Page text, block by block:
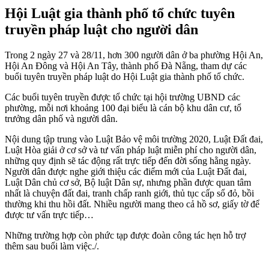
Hội Luật gia thành phố tổ chức tuyên
truyền pháp luật cho người dân
Trong 2 ngày 27 và 28/11, hơn 300 người dân ở ba phường Hội An,
Hội An Đông và Hội An Tây, thành phố Đà Nẵng, tham dự các
buổi tuyên truyền pháp luật do Hội Luật gia thành phố tổ chức.
Các buổi tuyên truyền được tổ chức tại hội trường UBND các
phường, mỗi nơi khoảng 100 đại biểu là cán bộ khu dân cư, tổ
trưởng dân phố và người dân.
Nội dung tập trung vào Luật Bảo vệ môi trường 2020, Luật Đất đai,
Luật Hòa giải ở cơ sở và tư vấn pháp luật miễn phí cho người dân,
những quy định sẽ tác động rất trực tiếp đến đời sống hằng ngày.
Người dân được nghe giới thiệu các điểm mới của Luật Đất đai,
Luật Dân chủ cơ sở, Bộ luật Dân sự, nhưng phần được quan tâm
nhất là chuyện đất đai, tranh chấp ranh giới, thủ tục cấp sổ đỏ, bồi
thường khi thu hồi đất. Nhiều người mang theo cả hồ sơ, giấy tờ để
được tư vấn trực tiếp…
Những trường hợp còn phức tạp được đoàn công tác hẹn hỗ trợ
thêm sau buổi làm việc./.